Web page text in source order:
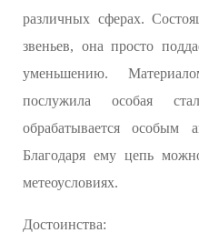
различных сферах.
звеньев, она просто
уменьшению.
послужила особая
обрабатывается особым
Благодаря ему цепь
метеоусловиях.
Достоинства: